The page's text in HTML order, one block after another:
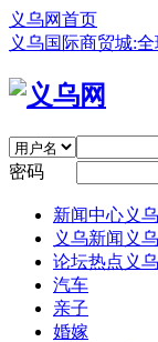
义乌网首页
义乌国际商贸城:
密码
新闻中心义
义乌新闻 义
论坛热点 义
汽车
亲子
婚嫁